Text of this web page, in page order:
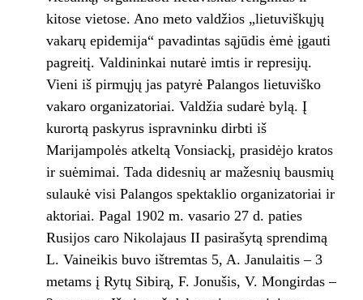
kitose vietose. Ano meto valdžios „lietuviškųjų
vakarų epidemija“ pavadintas sąjūdis ėmė įgauti
pagreitį. Valdininkai nutarė imtis ir represijų.
Vieni iš pirmųjų jas patyrė Palangos lietuviško
vakaro organizatoriai. Valdžia sudarė bylą. Į
kurortą paskyrus ispravninku dirbti iš
Marijampolės atkeltą Vonsiackį, prasidėjo kratos
ir suėmimai. Tada didesnių ar mažesnių bausmių
sulaukė visi Palangos spektaklio organizatoriai ir
aktoriai. Pagal 1902 m. vasario 27 d. paties
Rusijos caro Nikolajaus II pasirašytą sprendimą
L. Vaineikis buvo ištremtas 5, A. Janulaitis – 3
metams į Rytų Sibirą, F. Jonušis, V. Mongirdas –